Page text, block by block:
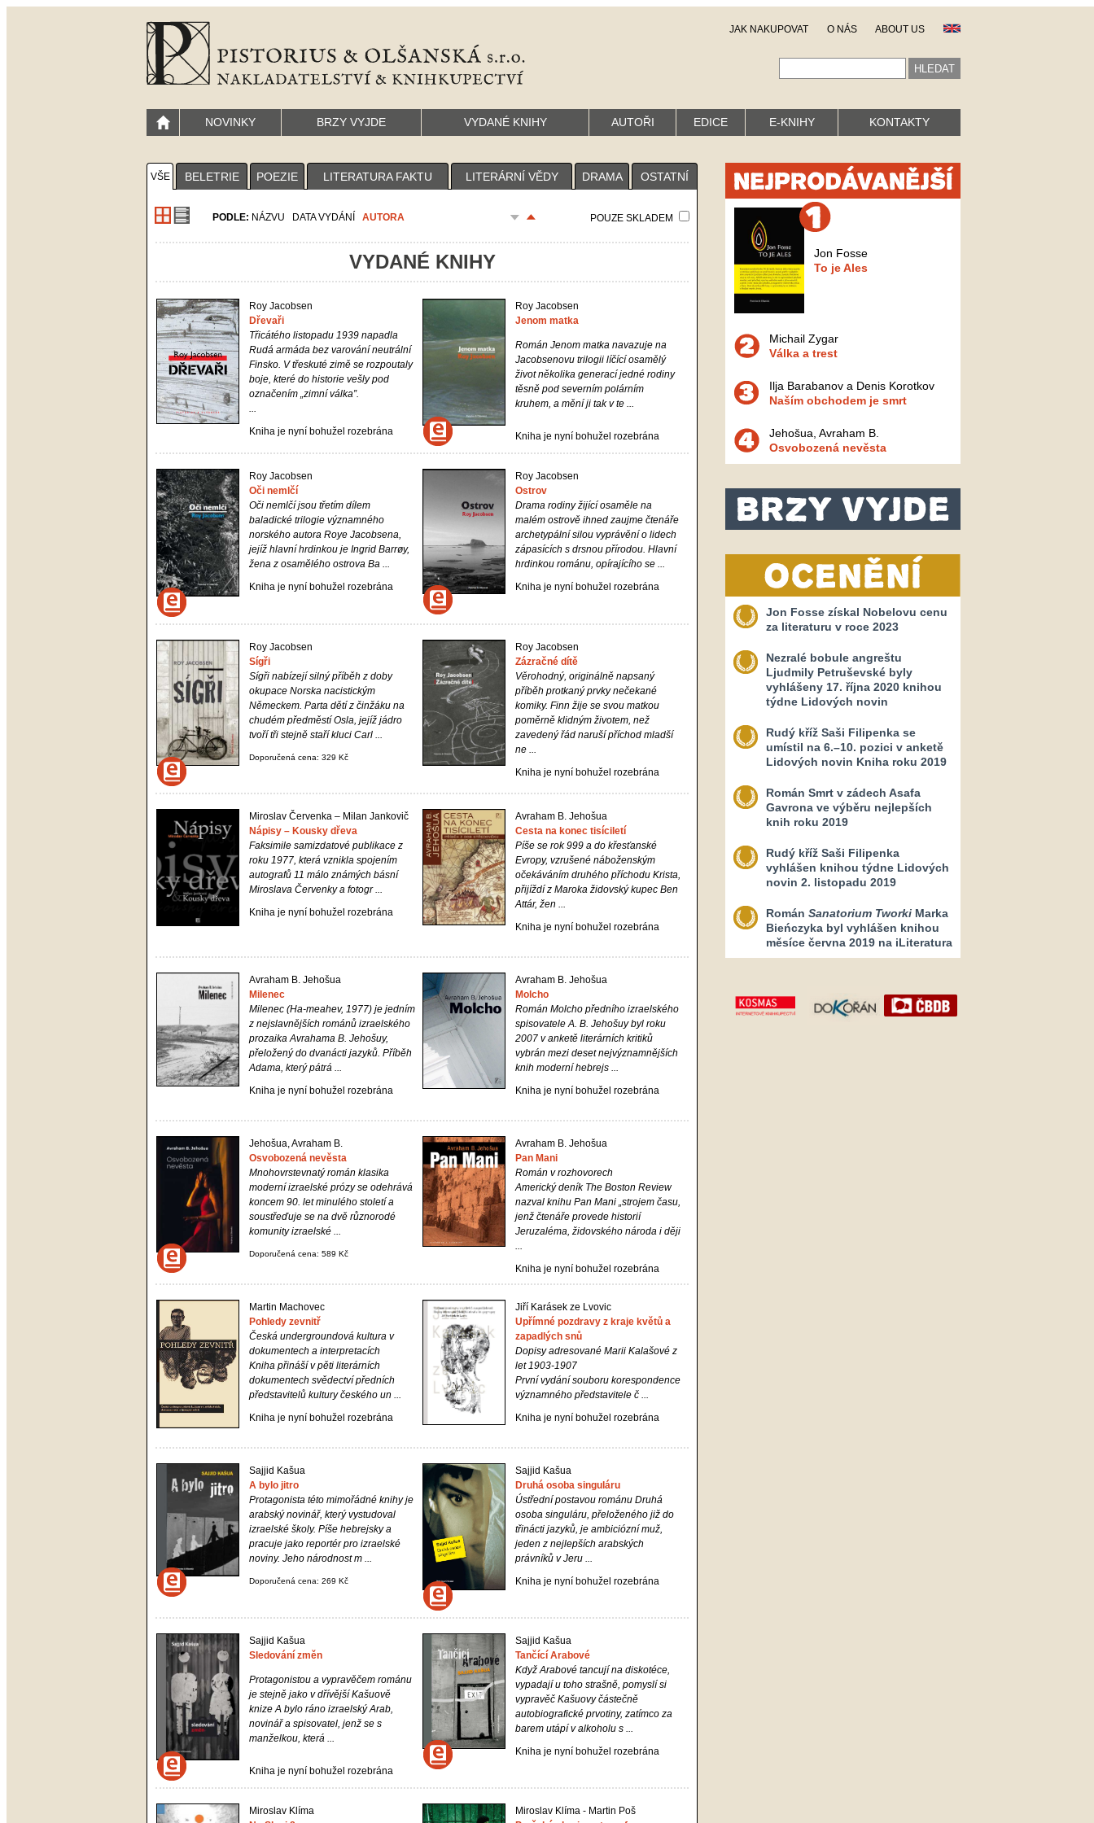
JAK NAKUPOVAT O NÁS ABOUT US
NOVINKY BRZY VYJDE VYDANÉ KNIHY AUTOŘI EDICE E-KNIHY KONTAKTY
VŠE BELETRIE POEZIE LITERATURA FAKTU LITERÁRNÍ VĚDY DRAMA OSTATNÍ
PODLE: NÁZVU DATA VYDÁNÍ AUTORA POUZE SKLADEM
VYDANÉ KNIHY
Roy Jacobsen
Dřevaři
Třicátého listopadu 1939 napadla
Rudá armáda bez varování neutrální
Finsko. V třeskuté zimě se rozpoutaly
boje, které do historie vešly pod
označením „zimní válka”.
...
Kniha je nyní bohužel rozebrána
Roy Jacobsen
Jenom matka
Román Jenom matka navazuje na
Jacobsenovu trilogii líčící osamělý
život několika generací jedné rodiny
těsně pod severním polárním
kruhem, a mění ji tak v te ...
Kniha je nyní bohužel rozebrána
Roy Jacobsen
Oči nemlčí
Oči nemlčí jsou třetím dílem
baladické trilogie významného
norského autora Roye Jacobsena,
jejíž hlavní hrdinkou je Ingrid Barrøy,
žena z osamělého ostrova Ba ...
Kniha je nyní bohužel rozebrána
Roy Jacobsen
Ostrov
Drama rodiny žijící osaměle na
malém ostrově ihned zaujme čtenáře
archetypální silou vyprávění o lidech
zápasících s drsnou přírodou. Hlavní
hrdinkou románu, opírajícího se ...
Kniha je nyní bohužel rozebrána
Roy Jacobsen
Sígři
Sígři nabízejí silný příběh z doby
okupace Norska nacistickým
Německem. Parta dětí z činžáku na
chudém předměstí Osla, jejíž jádro
tvoří tři stejně staří kluci Carl ...
Doporučená cena: 329 Kč
Roy Jacobsen
Zázračné dítě
Věrohodný, originálně napsaný
příběh protkaný prvky nečekané
komiky. Finn žije se svou matkou
poměrně klidným životem, než
zavedený řád naruší příchod mladší
ne ...
Kniha je nyní bohužel rozebrána
Miroslav Červenka – Milan Jankovič
Nápisy – Kousky dřeva
Faksimile samizdatové publikace z
roku 1977, která vznikla spojením
autografů 11 málo známých básní
Miroslava Červenky a fotogr ...
Kniha je nyní bohužel rozebrána
Avraham B. Jehošua
Cesta na konec tisíciletí
Píše se rok 999 a do křesťanské
Evropy, vzrušené náboženským
očekáváním druhého příchodu Krista,
přijíždí z Maroka židovský kupec Ben
Attár, žen ...
Kniha je nyní bohužel rozebrána
Avraham B. Jehošua
Milenec
Milenec (Ha-meahev, 1977) je jedním
z nejslavnějších románů izraelského
prozaika Avrahama B. Jehošuy,
přeložený do dvanácti jazyků. Příběh
Adama, který pátrá ...
Kniha je nyní bohužel rozebrána
Avraham B. Jehošua
Molcho
Román Molcho předního izraelského
spisovatele A. B. Jehošuy byl roku
2007 v anketě literárních kritiků
vybrán mezi deset nejvýznamnějších
knih moderní hebrejs ...
Kniha je nyní bohužel rozebrána
Jehošua, Avraham B.
Osvobozená nevěsta
Mnohovrstevnatý román klasika
moderní izraelské prózy se odehrává
koncem 90. let minulého století a
soustřeďuje se na dvě různorodé
komunity izraelské ...
Doporučená cena: 589 Kč
Avraham B. Jehošua
Pan Mani
Román v rozhovorech
Americký deník The Boston Review
nazval knihu Pan Mani „strojem času,
jenž čtenáře provede historií
Jeruzaléma, židovského národa i ději
...
Kniha je nyní bohužel rozebrána
Martin Machovec
Pohledy zevnitř
Česká undergroundová kultura v
dokumentech a interpretacích
Kniha přináší v pěti literárních
dokumentech svědectví předních
představitelů kultury českého un ...
Kniha je nyní bohužel rozebrána
Jiří Karásek ze Lvovic
Upřímné pozdravy z kraje květů a
zapadlých snů
Dopisy adresované Marii Kalašové z
let 1903-1907
První vydání souboru korespondence
významného představitele č ...
Kniha je nyní bohužel rozebrána
Sajjid Kašua
A bylo jitro
Protagonista této mimořádné knihy je
arabský novinář, který vystudoval
izraelské školy. Píše hebrejsky a
pracuje jako reportér pro izraelské
noviny. Jeho národnost m ...
Doporučená cena: 269 Kč
Sajjid Kašua
Druhá osoba singuláru
Ústřední postavou románu Druhá
osoba singuláru, přeloženého již do
třinácti jazyků, je ambiciózní muž,
jeden z nejlepších arabských
právníků v Jeru ...
Kniha je nyní bohužel rozebrána
Sajjid Kašua
Sledování změn
Protagonistou a vypravěčem románu
je stejně jako v dřívější Kašuově
knizeA bylo ráno izraelský Arab,
novinář a spisovatel, jenž se s
manželkou, která ...
Kniha je nyní bohužel rozebrána
Sajjid Kašua
Tančící Arabové
Když Arabové tancují na diskotéce,
vypadají u toho strašně, pomyslí si
vypravěč Kašuovy částečně
autobiografické prvotiny, zatímco za
barem utápí v alkoholu s ...
Kniha je nyní bohužel rozebrána
Miroslav Klíma
Miroslav Klíma - Martin Poš
Jon Fosse
To je Ales
Michail Zygar
Válka a trest
Ilja Barabanov a Denis Korotkov
Naším obchodem je smrt
Jehošua, Avraham B.
Osvobozená nevěsta
Jon Fosse získal Nobelovu cenu
za literaturu v roce 2023
Nezralé bobule angreštu
Ljudmily Petruševské byly
vyhlášeny 17. října 2020 knihou
týdne Lidových novin
Rudý kříž Saši Filipenka se
umístil na 6.–10. pozici v anketě
Lidových novin Kniha roku 2019
Román Smrt v zádech Asafa
Gavrona ve výběru nejlepších
knih roku 2019
Rudý kříž Saši Filipenka
vyhlášen knihou týdne Lidových
novin 2. listopadu 2019
Román Sanatorium Tworki Marka
Bieńczyka byl vyhlášen knihou
měsíce června 2019 na iLiteratura